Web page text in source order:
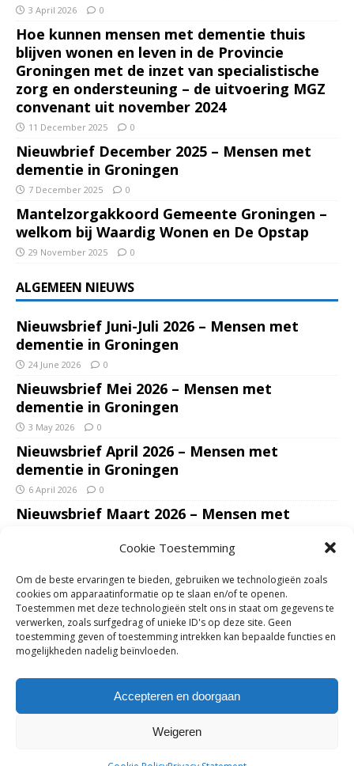
Cookie Toestemming
Om de beste ervaringen te bieden, gebruiken we technologieën zoals
cookies om apparaatinformatie op te slaan en/of te openen.
Toestemmen met deze technologieën stelt ons in staat om gegevens te
verwerken, zoals surfgedrag of unieke ID's op deze site. Geen
toestemming geven of toestemming intrekken kan bepaalde functies en
mogelijkheden nadelig beïnvloeden.
Accepteren en doorgaan
Weigeren
3 April 2026 0
Hoe kunnen mensen met dementie thuis
blijven wonen en leven in de Provincie
Groningen met de inzet van specialistische
zorg en ondersteuning – de uitvoering MGZ
convenant uit november 2024
11 December 2025 0
Nieuwbrief December 2025 – Mensen met
dementie in Groningen
7 December 2025 0
Mantelzorgakkoord Gemeente Groningen –
welkom bij Waardig Wonen en De Opstap
29 November 2025 0
ALGEMEEN NIEUWS
Nieuwsbrief Juni-Juli 2026 – Mensen met
dementie in Groningen
24 June 2026 0
Nieuwsbrief Mei 2026 – Mensen met
dementie in Groningen
3 May 2026 0
Nieuwsbrief April 2026 – Mensen met
dementie in Groningen
6 April 2026 0
Nieuwsbrief Maart 2026 – Mensen met
Nieuwsbrief Januari – Februari 2026 – Mensen
met dementie in Groningen
7 February 2026 0
Ondersteun mantelzorgers – gun hun een
adempauze in De Opstap. Inzamelingsactie
voor De Opstap gestart op GoFundMe
0